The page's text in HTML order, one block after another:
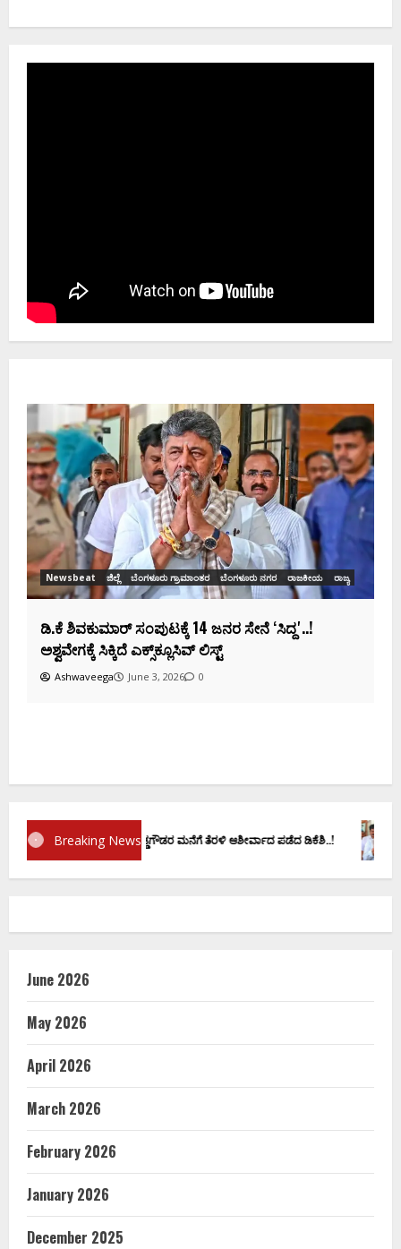
Newsbeat ಜಿಲ್ಲೆ ರಾಜಕೀಯ ರಾಜ್ಯ
ಡಿಕೆಶಿ ಜತೆ 14 ಮಂದಿ ಪ್ರಮಾಣವಚನ ಸಾಧ್ಯತೆ.. ಇಲ್ಲಿದೆ
ಸಂಭಾವ್ಯ ಸಚಿವರ ಫೈನಲ್ ಲಿಸ್ಟ್‌!
Ashwaveega June 3, 2026 0
Breaking News
ವಚನಕ್ಕೂ ಮುನ್ನ ದೊಡ್ಡಗೌಡರ ಮನೆಗೆ ತೆರಳಿ ಆಶೀರ್ವಾದ ಪಡೆದ ಡಿಕೆಶಿ..!
June 2026
May 2026
April 2026
March 2026
February 2026
January 2026
December 2025